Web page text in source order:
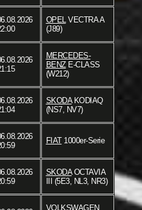
OPELVECTRA A
(J89)
MERCEDES-
BENZE-CLASS
(W212)
SKODAKODIAQ
(NS7, NV7)
FIAT1000er-Serie
SKODAOCTAVIA
III (5E3, NL3, NR3)
VOLKSWAGEN